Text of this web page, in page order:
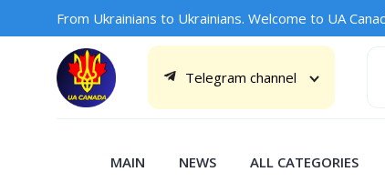
From Ukrainians to Ukrainians. Welcome to UA
Telegram channel
MAIN NEWS ALL CATEGORIES